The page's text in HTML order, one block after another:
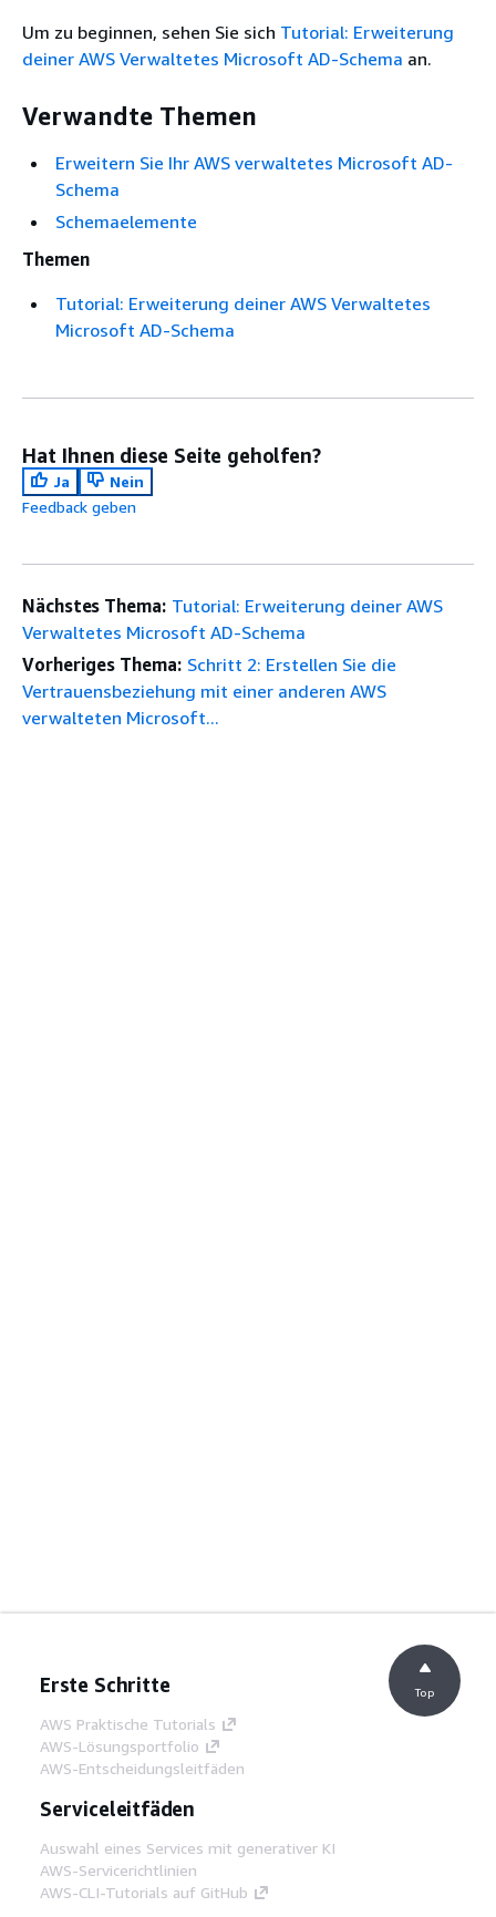
Um zu beginnen, sehen Sie sich Tutorial: Erweiterung
deiner AWS Verwaltetes Microsoft AD-Schema an.
Verwandte Themen
Erweitern Sie Ihr AWS verwaltetes Microsoft AD-
Schema
Schemaelemente
Themen
Tutorial: Erweiterung deiner AWS Verwaltetes
Microsoft AD-Schema
Hat Ihnen diese Seite geholfen?
Ja
Nein
Feedback geben
Nächstes Thema: Tutorial: Erweiterung deiner AWS
Verwaltetes Microsoft AD-Schema
Vorheriges Thema: Schritt 2: Erstellen Sie die
Vertrauensbeziehung mit einer anderen AWS
verwalteten Microsoft...
Erste Schritte
AWS Praktische Tutorials
AWS-Lösungsportfolio
AWS-Entscheidungsleitfäden
Serviceleitfäden
Auswahl eines Services mit generativer KI
AWS-Servicerichtlinien
AWS-CLI-Tutorials auf GitHub
Top